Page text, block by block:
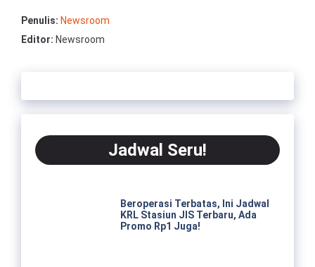
Penulis: Newsroom
Editor: Newsroom
Jadwal Seru!
Beroperasi Terbatas, Ini Jadwal
KRL Stasiun JIS Terbaru, Ada
Promo Rp1 Juga!